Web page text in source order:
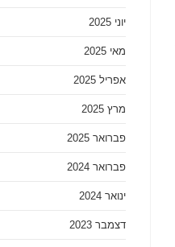
יוני 2025
מאי 2025
אפריל 2025
מרץ 2025
פברואר 2025
פברואר 2024
ינואר 2024
דצמבר 2023